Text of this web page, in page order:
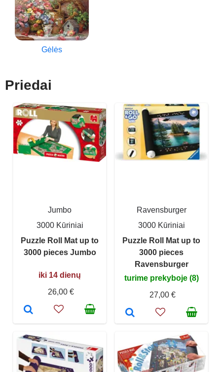
Gėlės
Priedai
Jumbo
3000 Kūriniai
Puzzle Roll Mat up to
3000 pieces Jumbo
iki 14 dienų
26,00 €
Ravensburger
3000 Kūriniai
Puzzle Roll Mat up to
3000 pieces
Ravensburger
turime prekyboje (8)
27,00 €